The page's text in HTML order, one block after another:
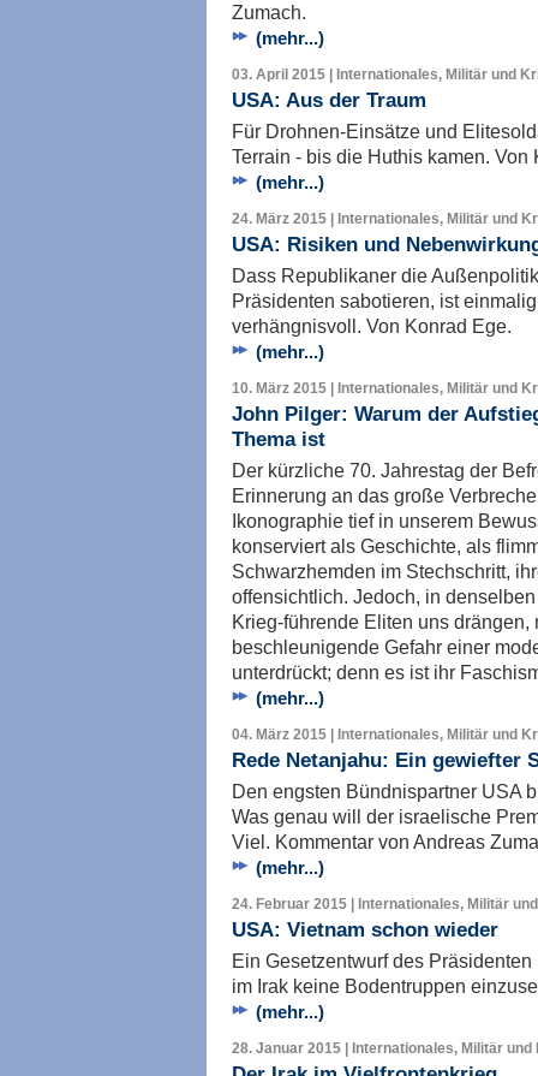
Zumach.
(mehr...)
03. April 2015 | Internationales, Militär und
USA: Aus der Traum
Für Drohnen-Einsätze und
Terrain - bis die Huthis kamen. Von
(mehr...)
24. März 2015 | Internationales, Militär und
USA: Risiken und
Dass Republikaner die
Präsidenten sabotieren, ist
verhängnisvoll. Von Konrad Ege.
(mehr...)
10. März 2015 | Internationales, Militär und
John Pilger: Warum der
Thema ist
Der kürzliche 70. Jahrestag der
Erinnerung an das große
Ikonographie tief in unserem
konserviert als Geschichte, als
Schwarzhemden im Stechschritt,
offensichtlich. Jedoch, in
Krieg-führende Eliten uns
beschleunigende Gefahr einer
unterdrückt; denn es ist ihr
(mehr...)
04. März 2015 | Internationales, Militär und
Rede Netanjahu: Ein gewiefter
Den engsten Bündnispartner USA
Was genau will der israelische
Viel. Kommentar von Andreas
(mehr...)
24. Februar 2015 | Internationales, Militär
USA: Vietnam schon wieder
Ein Gesetzentwurf des
im Irak keine Bodentruppen
(mehr...)
28. Januar 2015 | Internationales, Militär und